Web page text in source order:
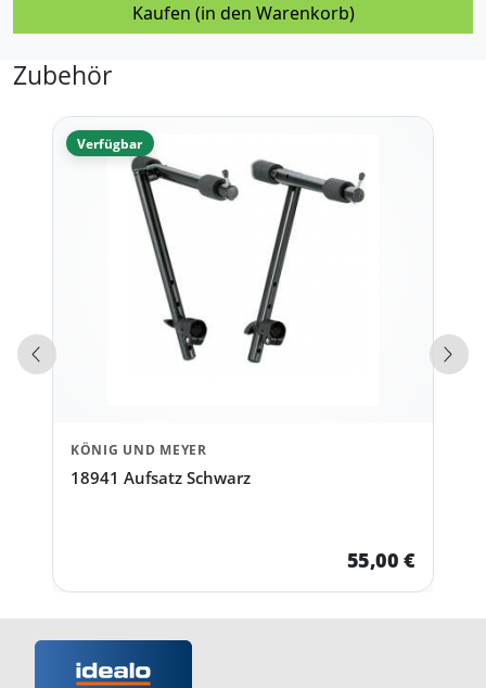
Kaufen (in den Warenkorb)
Zubehör
Verfügbar
KÖNIG UND MEYER
18941 Aufsatz Schwarz
55,00 €
Vorherige Produkte